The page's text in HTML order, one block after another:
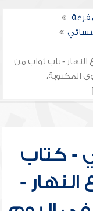
- باب ثواب من
المكتوبة،
- كتاب
-